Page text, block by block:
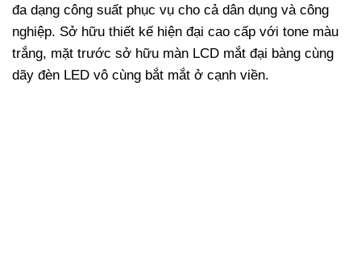
đa dạng công suất phục vụ cho cả dân dụng và công
nghiệp. Sở hữu thiết kế hiện đại cao cấp với tone màu
trắng, mặt trước sở hữu màn LCD mắt đại bàng cùng
dãy đèn LED vô cùng bắt mắt ở cạnh viền.